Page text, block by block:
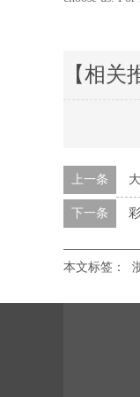
【相关
上一条
下一条
本文标签：